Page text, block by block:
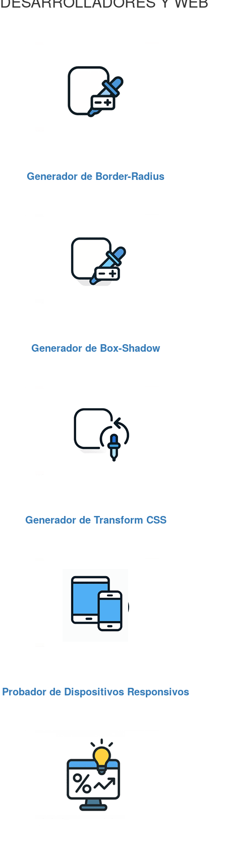
Generador de Border-Radius
Generador de Box-Shadow
Generador de Transform CSS
Probador de Dispositivos Responsivos